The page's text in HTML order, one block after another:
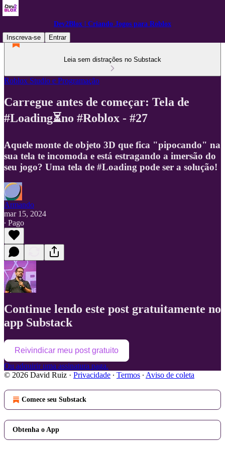
Dev2Blox | Criando Jogos para Roblox
Inscreva-se
Entrar
Leia sem distrações no Substack
Roblox Studio e Programação
Carregue antes de começar: Tela de
#Loading⏳no #Roblox - #27
Aquele monte de objeto 3D que fica "pipocando" na
sua tela te incomoda e está estragando a imersão do
seu jogo? Uma tela de #Loading pode ser a solução!
Armando
mar 15, 2024
∙ Pago
Continue lendo este post gratuitamente no
app Substack
Reivindicar meu post gratuito
Ou adquirir uma assinatura paga.
© 2026 David Ruiz · Privacidade ∙ Termos ∙ Aviso de coleta
Comece seu Substack
Obtenha o App